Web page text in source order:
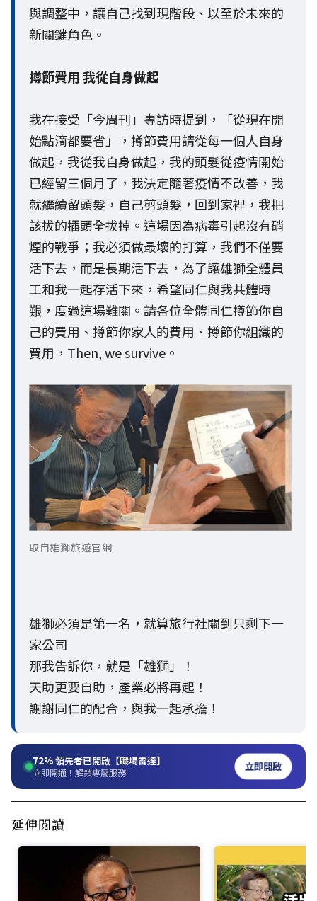
與調整中，讓自己找到現階段、以至於未來的
新關鍵角色。
撙節費用 我從自身做起
我在接受「今周刊」專訪時提到，「從現在開
始點滴都要省」，撙節費用請從每一個人自身
做起，我從我自身做起，我的頭髮從疫情開始
已經留三個月了，我決定隨著疫情不改善，我
就繼續留頭髮，自己剪頭髮，回到家裡，我把
該拔的插頭全拔掉。這場因為病毒引起沒有硝
煙的戰爭；我必須做最壞的打算，我們不僅要
活下去，而是長期活下去，為了讓雄獅全體員
工和我一起存活下來，希望同仁與我共體時
艱，度過這場難關。請各位全體同仁撙節你自
己的費用、撙節你家人的費用、撙節你組織的
費用，Then, we survive。
取自雄獅旅遊官網
雄獅必須是第一名，就算旅行社關到只剩下一
家公司
那我告訴你，就是「雄獅」！
天助更要自助，產業必將再起！
謝謝同仁的配合，與我一起承擔！
72%領先者已開啟【職場雷達】
立即開通！解鎖專屬服務 立即開啟
延伸閱讀